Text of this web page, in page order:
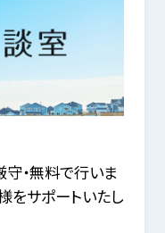
・無料で行いま
をサポートいたし